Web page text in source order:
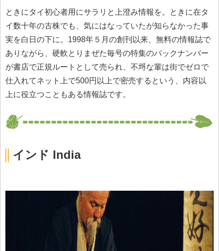
ときにタイ初心者用にサラリと上澄み情報を。ときに在タ
イ数十年の古株でも、気にはなっていたが知らなかった事
実を白日の下に。1998年５月の創刊以来、無料の情報誌で
ありながら、硬軟とりまぜた毎号の特集のバックナンバー
が書店で正規ルートとして売られ、不埒な輩は街でゼロで
仕入れてネット上で500円以上で密売するという、内容以
上に役立つこともある情報誌です。
インド India